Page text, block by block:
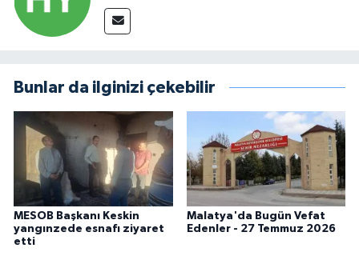
Bunlar da ilginizi çekebilir
MESOB Başkanı Keskin
yangınzede esnafı ziyaret
etti
Malatya'da Bugün Vefat
Edenler - 27 Temmuz 2026